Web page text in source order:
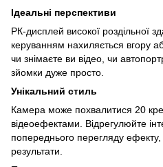
Ідеальні перспективи
РК-дисплей високої роздільної
керуванням нахиляється вгору
чи знімаєте ви відео, чи
зйомки дуже просто.
Унікальний стиль
Камера може похвалитися 20
відеоефектами. Відрегулюйте
попереднього перегляду
результати.